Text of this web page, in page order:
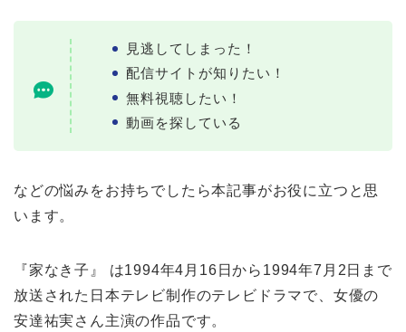
見逃してしまった！
配信サイトが知りたい！
無料視聴したい！
動画を探している
などの悩みをお持ちでしたら本記事がお役に立つと思
います。
『家なき子』 は1994年4月16日から1994年7月2日まで
放送された日本テレビ制作のテレビドラマで、女優の
安達祐実さん主演の作品です。